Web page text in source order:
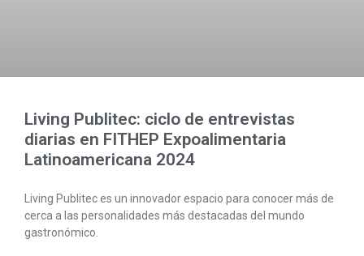
Living Publitec: ciclo de entrevistas
diarias en FITHEP Expoalimentaria
Latinoamericana 2024
Living Publitec es un innovador espacio para conocer más de
cerca a las personalidades más destacadas del mundo
gastronómico.